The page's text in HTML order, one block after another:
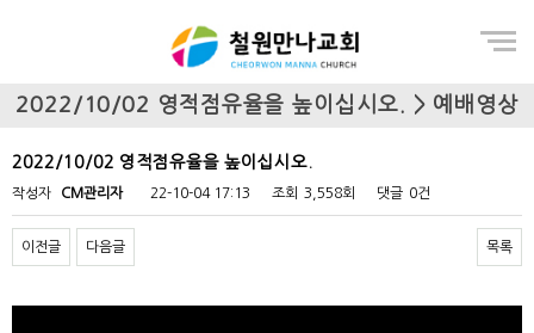
2022/10/02 영적점유율을 높이십시오. > 예배영상
2022/10/02 영적점유율을 높이십시오.
작성자 CM관리자 22-10-04 17:13 조회 3,558회 댓글 0건
이전글 다음글 목록